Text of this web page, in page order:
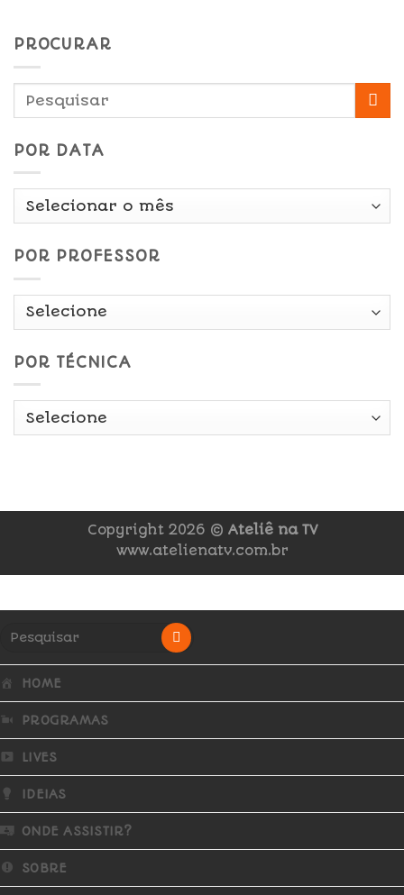
PROCURAR
POR DATA
Por
POR PROFESSOR
POR TÉCNICA
Copyright 2026 © Ateliê na TV
www.atelienatv.com.br
HOME
PROGRAMAS
LIVES
IDEIAS
ONDE ASSISTIR?
SOBRE